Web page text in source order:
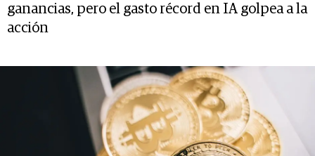
ganancias, pero el gasto récord en IA golpea a la
acción